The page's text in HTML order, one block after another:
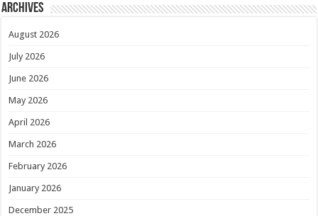
Archives
August 2026
July 2026
June 2026
May 2026
April 2026
March 2026
February 2026
January 2026
December 2025